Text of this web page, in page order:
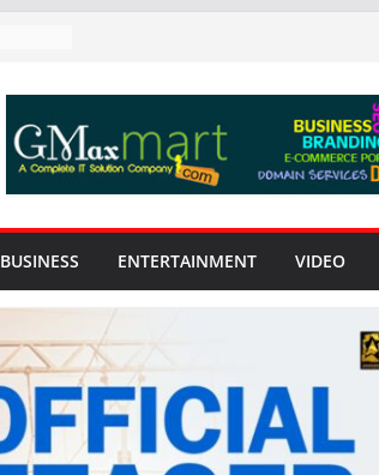
BUSINESS ENTERTAINMENT VIDEO